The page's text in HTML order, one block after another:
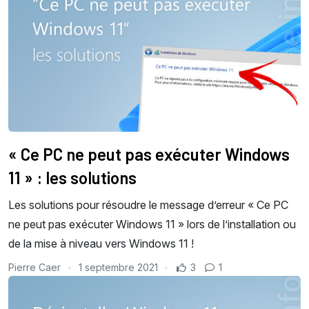
« Ce PC ne peut pas exécuter Windows
11 » : les solutions
Les solutions pour résoudre le message d’erreur « Ce PC
ne peut pas exécuter Windows 11 » lors de l’installation ou
de la mise à niveau vers Windows 11 !
Pierre Caer 1 septembre 2021 3 1